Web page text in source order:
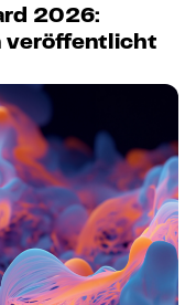
2026:
veröffentlicht